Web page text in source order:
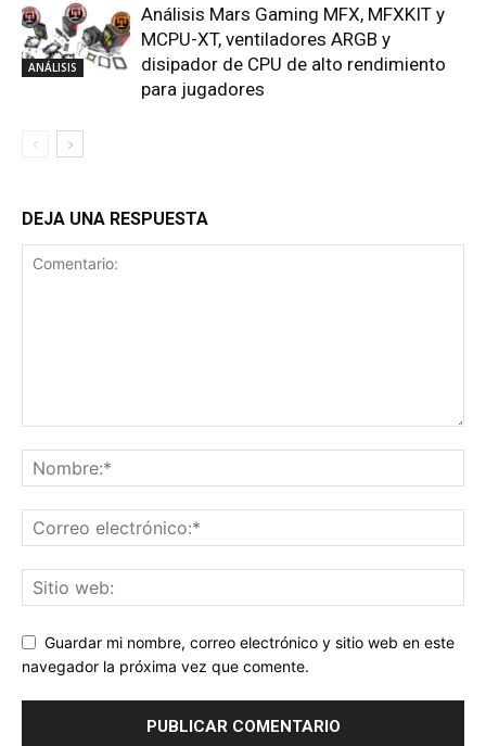
ANÁLISIS
Análisis Mars Gaming MFX, MFXKIT y
MCPU-XT, ventiladores ARGB y
disipador de CPU de alto rendimiento
para jugadores
DEJA UNA RESPUESTA
Guardar mi nombre, correo electrónico y sitio web en este
navegador la próxima vez que comente.